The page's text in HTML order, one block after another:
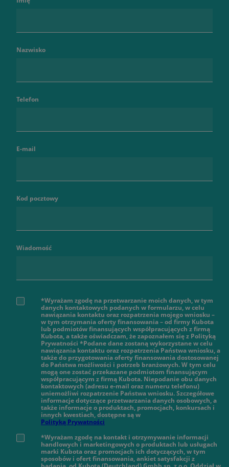
Nazwisko
Telefon
E-mail
Kod pocztowy
Wiadomość
*Wyrażam zgodę na przetwarzanie moich danych, w tym
danych kontaktowych podanych w formularzu, w celu
nawiązania kontaktu oraz rozpatrzenia mojego wniosku –
w tym otrzymania oferty finansowania – od firmy Kubota
lub podmiotów finansujących współpracujących z firmą
Kubota, a także oświadczam, że zapoznałem się z Polityką
Prywatności *Podane dane zostaną wykorzystane w celu
nawiązania kontaktu oraz rozpatrzenia Państwa wniosku, a
także do przygotowania oferty finansowania dostosowanej
do Państwa możliwości i potrzeb branżowych. W tym celu
mogą one zostać przekazane podmiotom finansującym
współpracującym z firmą Kubota. Niepodanie obu danych
kontaktowych (adresu e-mail oraz numeru telefonu)
uniemożliwi rozpatrzenie Państwa wniosku. Szczegółowe
informacje dotyczące przetwarzania danych osobowych, a
także informacje o produktach, promocjach, konkursach i
innych kwestiach, dostępne są w
Polityką Prywatności
*Wyrażam zgodę na kontakt i otrzymywanie informacji
handlowych i marketingowych o produktach lub usługach
marki Kubota oraz promocjach ich dotyczących, w tym
sposobów i ofert finansowania, ankiet satysfakcji z